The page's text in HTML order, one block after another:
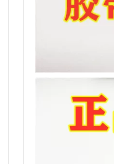
dính cách điện 3m
183,000
siêu mỏng các loại
Băng keo điện
3m1500/1600 bảo vệ
môi trường không
chì Cách điện PVC